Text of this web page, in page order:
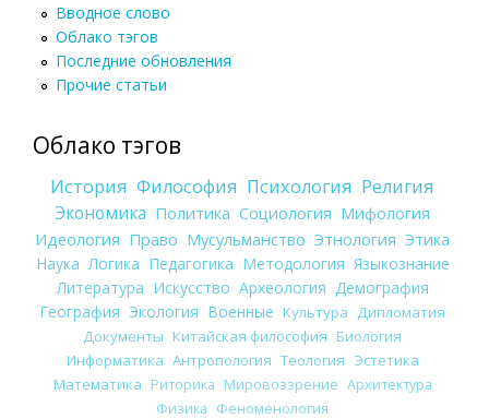
Вводное слово
Облако тэгов
Последние обновления
Прочие статьи
Облако тэгов
История Философия Психология Религия
Экономика Политика Социология Мифология
Идеология Право Мусульманство Этнология Этика
Наука Логика Педагогика Методология Языкознание
Литература Искусство Археология Демография
География Экология Военные Культура
Дипломатия
Документы Китайская философия Биология
Информатика Антропология Теология Эстетика
Математика Риторика Мировоззрение Архитектура
Физика Феноменология